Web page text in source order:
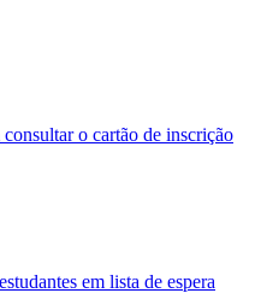
o cartão de inscrição
em lista de espera